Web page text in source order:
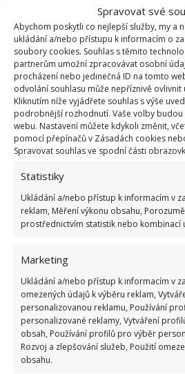
Spravovat své
Abychom poskytli co nejlepší služby, my a
ukládání a/nebo přístupu k informacím o
soubory cookies. Souhlas s těmito
partnerům umožní zpracovávat osobní
procházení nebo jedinečná ID na tomto
odvolání souhlasu může nepříznivě ovlivnit
Kliknutím níže vyjádřete souhlas s výše
podrobnější rozhodnutí. Vaše volby
webu. Nastavení můžete kdykoli změnit,
pomocí přepínačů v Zásadách cookies
Spravovat souhlas ve spodní části
Statistiky
Ukládání a/nebo přístup k informacím v
reklam, Měření výkonu obsahu,
prostřednictvím statistik nebo kombinací
Marketing
Ukládání a/nebo přístup k informacím v
omezených údajů k výběru reklam,
personalizovanou reklamu, Používání
personalizované reklamy, Vytváření
obsah, Používání profilů pro výběr
Rozvoj a zlepšování služeb, Použití
obsahu.
Fotografie: Василюк Олексій /
Share Alike 4.0
Jak jinak spadané
Listí nemusíme jen pálit, na
mnoha dalšími způsoby. Velmi
přidat na kompost nebo
napytlovat a vyrobit z něj velmi
hnojivo připravené na další
živočichy, kteří by v ní mohli